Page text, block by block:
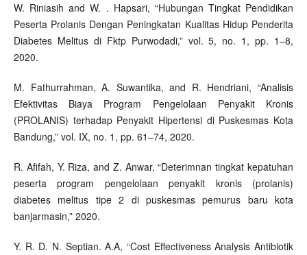
W. Riniasih and W. . Hapsari, “Hubungan Tingkat Pendidikan
Peserta Prolanis Dengan Peningkatan Kualitas Hidup Penderita
Diabetes Melitus di Fktp Purwodadi,” vol. 5, no. 1, pp. 1–8,
2020.
M. Fathurrahman, A. Suwantika, and R. Hendriani, “Analisis
Efektivitas Biaya Program Pengelolaan Penyakit Kronis
(PROLANIS) terhadap Penyakit Hipertensi di Puskesmas Kota
Bandung,” vol. IX, no. 1, pp. 61–74, 2020.
R. Afifah, Y. Riza, and Z. Anwar, “Deterimnan tingkat kepatuhan
peserta program pengelolaan penyakit kronis (prolanis)
diabetes melitus tipe 2 di puskesmas pemurus baru kota
banjarmasin,” 2020.
Y. R. D. N. Septian. A.A, “Cost Effectiveness Analysis Antibiotik